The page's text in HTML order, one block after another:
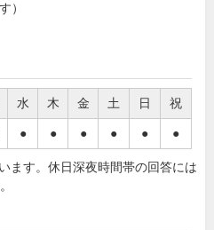
）
水 木 金 土 日 祝
● ● ● ● ● ●
ます。休日深夜時間帯の回答には